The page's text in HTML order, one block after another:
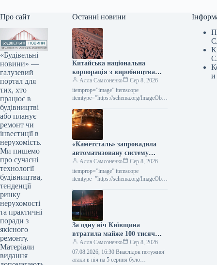
Про сайт
«Будівельні
новини» —
галузевий
портал для
тих, хто
працює в
будівництві
або планує
ремонт чи
інвестиції в
нерухомість.
Ми пишемо
про сучасні
технології
будівництва,
тенденції
ринку
нерухомості
та практичні
поради з
якісного
ремонту.
Матеріали
видання
Останні новини
Китайська національна
корпорація з виробництва
металів (CMRG) зобов’язала
сталеливарні заводи
припинити переговори з Rio
Алла Самсоненко
Сер 8, 2026
itemprop=”image” itemscope
itemtype=”https://schema.org/ImageObje
Залізна руда Новини Глобальний ринок
Китай Друк 316 07 Серпня 2026
Китайська CMRG наказала
металургійним…
«Каметсталь» запровадила
автоматизовану систему
контролю на другому агрегаті
«піч-ківш»
Алла Самсоненко
Сер 8, 2026
itemprop=”image” itemscope
itemtype=”https://schema.org/ImageObje
Підприємства Каметсталь Друкувати
273 07 Серпня 2026 «Каметсталь»
впровадила систему автоматичного
керування на установці…
За одну ніч Київщина
втратила майже 100 тисяч
квадратних метрів складів:
які споруди зазнали
пошкоджень
Алла Самсоненко
Сер 8, 2026
07.08.2026, 16:30 Внаслідок потужної
атаки в ніч на 5 серпня було
и